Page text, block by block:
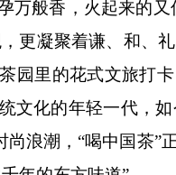
般香，火起来的又
更凝聚着谦、和、
园里的花式文旅打
文化的年轻一代，
尚浪潮，“喝中国茶